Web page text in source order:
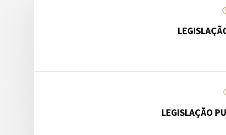
LEGISLAÇÃO